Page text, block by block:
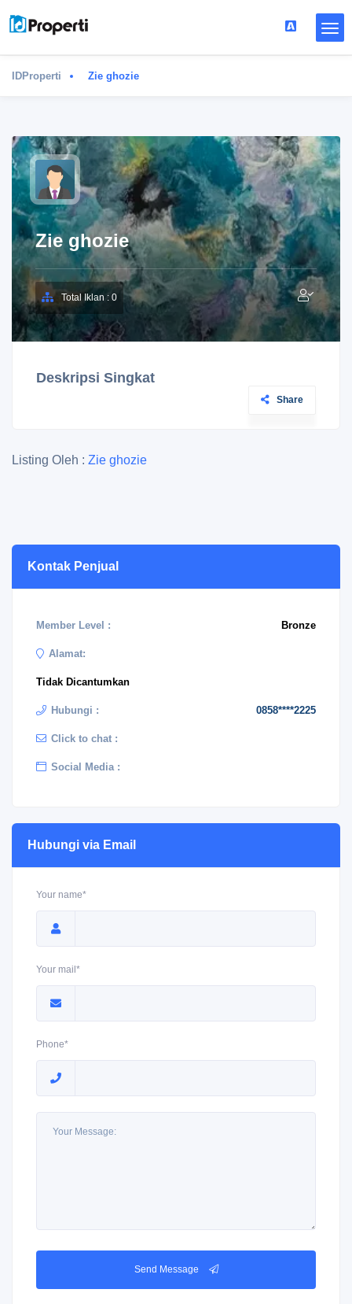
IDProperti Zie ghozie
Zie ghozie
Total Iklan : 0
Deskripsi Singkat
Share
Listing Oleh : Zie ghozie
Kontak Penjual
Member Level : Bronze
Alamat:
Tidak Dicantumkan
Hubungi : 0858****2225
Click to chat :
Social Media :
Hubungi via Email
Your name*
Your mail*
Phone*
Send Message